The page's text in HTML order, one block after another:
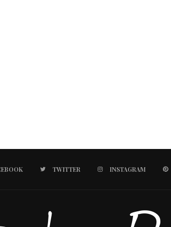
TWITTER INSTAGRAM